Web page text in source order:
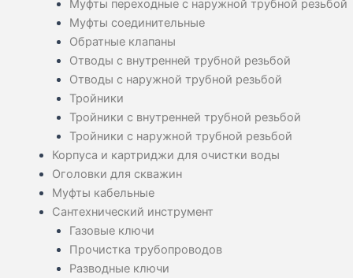
Муфты переходные с наружной трубной резьбой
Муфты соединительные
Обратные клапаны
Отводы с внутренней трубной резьбой
Отводы с наружной трубной резьбой
Тройники
Тройники с внутренней трубной резьбой
Тройники с наружной трубной резьбой
Корпуса и картриджи для очистки воды
Оголовки для скважин
Муфты кабельные
Сантехнический инструмент
Газовые ключи
Прочистка трубопроводов
Разводные ключи